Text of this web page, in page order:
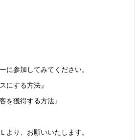
に参加してみてください。
にする方法』
を獲得する方法』
より、お願いいたします。